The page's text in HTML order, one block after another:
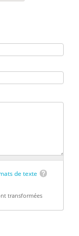
de texte
transformées